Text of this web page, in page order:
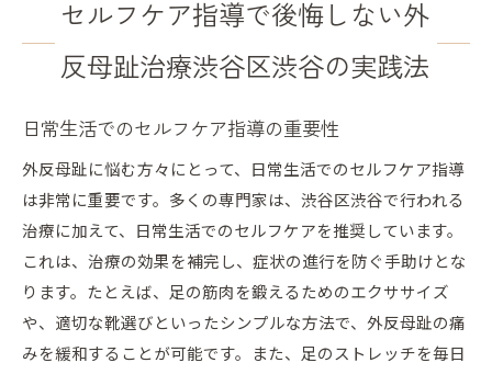
セルフケア指導で後悔しない外
反母趾治療渋谷区渋谷の実践法
日常生活でのセルフケア指導の重要性
外反母趾に悩む方々にとって、日常生活でのセルフケア指導
は非常に重要です。多くの専門家は、渋谷区渋谷で行われる
治療に加えて、日常生活でのセルフケアを推奨しています。
これは、治療の効果を補完し、症状の進行を防ぐ手助けとな
ります。たとえば、足の筋肉を鍛えるためのエクササイズ
や、適切な靴選びといったシンプルな方法で、外反母趾の痛
みを緩和することが可能です。また、足のストレッチを毎日